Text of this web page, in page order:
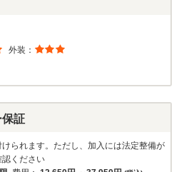
外装：
保証
られます。ただし、加入には法定整備が
ください